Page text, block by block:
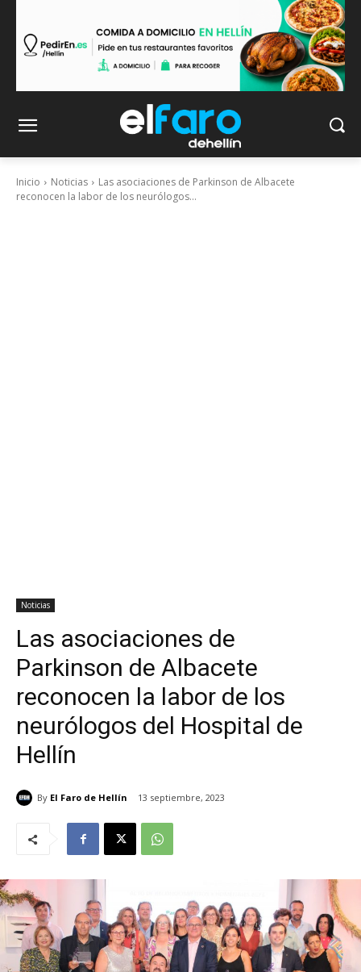
Inicio Noticias
Las asociaciones de Parkinson de Albacete
reconocen la labor de los neurólogos...
Noticias
Las asociaciones de
Parkinson de Albacete
reconocen la labor de los
neurólogos del Hospital de
Hellín
By El Faro de Hellín 13 septiembre, 2023